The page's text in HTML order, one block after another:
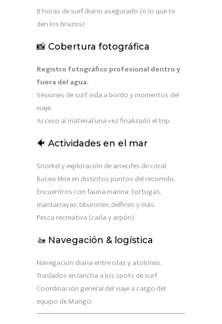
8 horas de surf diario asegurado (o lo que te
den los brazos)
📸 Cobertura fotográfica
Registro fotográfico profesional dentro y
fuera del agua.
Sesiones de surf, vida a bordo y momentos del
viaje.
Acceso al material una vez finalizado el trip.
🐠 Actividades en el mar
Snorkel y exploración de arrecifes de coral.
Buceo libre en distintos puntos del recorrido.
Encuentros con fauna marina: tortugas,
mantarrayas, tiburones, delfines y más.
Pesca recreativa (caña y arpón).
🚤 Navegación & logística
Navegación diaria entre islas y atolones.
Traslados en lancha a los spots de surf.
Coordinación general del viaje a cargo del
equipo de Mango.